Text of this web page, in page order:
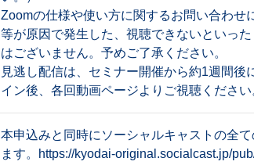
Zoomの仕様や使い方に関するお問い合わせ
等が原因で発生した、視聴できないといっ
はございません。予めご了承ください。
見逃し配信は、セミナー開催から約1週間
イン後、各回動画ページよりご視聴ください
本申込みと同時にソーシャルキャストの全
ます。
https://kyodai-original.socialcast.jp/